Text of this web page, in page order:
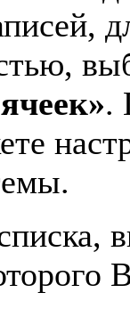
.